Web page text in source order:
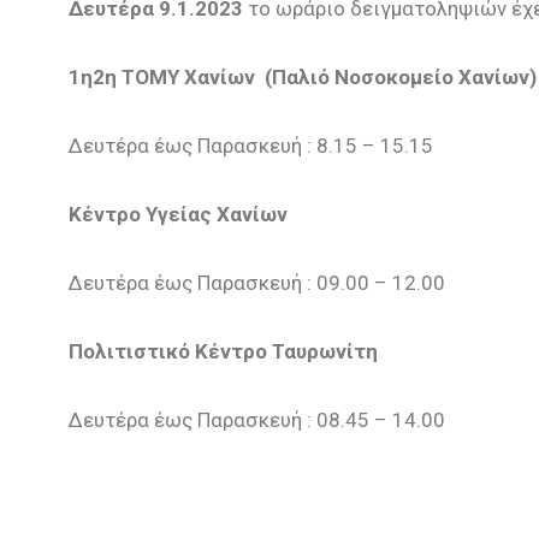
Δευτέρα 9.1.2023 το ωράριο δειγματοληψιών
1η2η ΤΟΜΥ Χανίων (Παλιό Νοσοκομείο Χανίων)
Δευτέρα έως Παρασκευή : 8.15 – 15.15
Κέντρο Υγείας Χανίων
Δευτέρα έως Παρασκευή : 09.00 – 12.00
Πολιτιστικό Κέντρο Ταυρωνίτη
Δευτέρα έως Παρασκευή : 08.45 – 14.00